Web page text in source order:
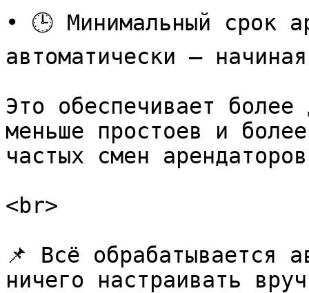
• 🕒 Минимальный срок
автоматически —
Это обеспечивает
меньше простоев и
частых смен
<br>
📌 Всё обрабатывается
ничего настраивать